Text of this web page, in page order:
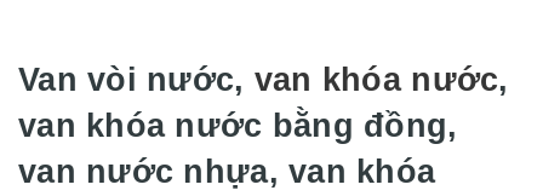
Van vòi nước, van khóa nước,
van khóa nước bằng đồng,
van nước nhựa, van khóa